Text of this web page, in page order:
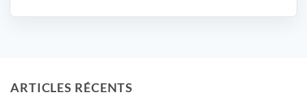
ARTICLES RÉCENTS